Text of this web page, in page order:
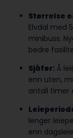
Størrelse
Elvdal med
minibuss.
bedre
Sjåfør: Å
enn uten,
antall timer
lenger
enn